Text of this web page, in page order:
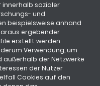
innerhalb sozialer
und
beispielsweise anhand
ergebender
erstellt werden.
Verwendung, um
der Netzwerke
der Nutzer
Cookies auf den